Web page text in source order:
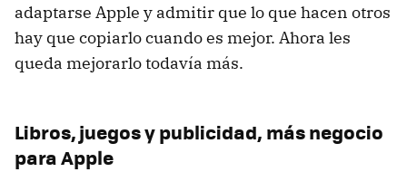
adaptarse Apple y admitir que lo que hacen otros
hay que copiarlo cuando es mejor. Ahora les
queda mejorarlo todavía más.
Libros, juegos y publicidad, más negocio
para Apple